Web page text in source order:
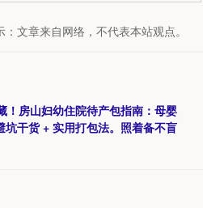
文章来自网络，不代表本站观点。
！房山妇幼住院待产包指南：母婴
干货 + 实用打包法。照着备不盲